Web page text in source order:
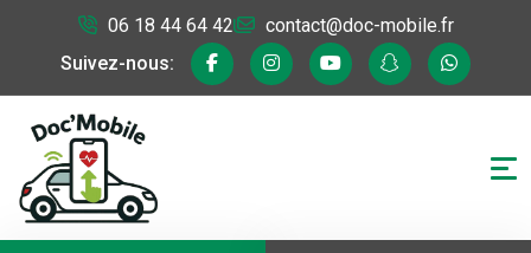
Suivez-nous:
06 18 44 64 42 contact@doc-mobile.fr